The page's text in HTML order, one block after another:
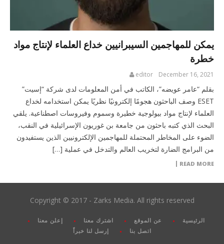
يمكن للمهاجمين السيبرانيين خداع العلماء لإنتاج مواد
خطرة
December 16, 2021
editor
بقلم “عامر عويضه”، الكاتب في أمن المعلومات لدى شركة “إسيت”
ESET وصف الباحثون هجومًا إلكترونيًا نظريًا يمكن استخدامه لخداع
العلماء لإنتاج مواد بيولوجية خطيرة وسموم وفيروسات اصطناعية. يلقي
البحث الذي كتبه باحثون من جامعة بن غوريون الإسرائيلية في النقب،
الضوء على المخاطر المحتملة للمهاجمين الإلكترونيين الذين يستفيدون
من البرامج الضارة لتخريب العالم والتدخل في عملية […]
READ MORE
Copyright © 2017 - Zarks Media. All rights reserved
الرئيسية عن الموقع اشترك معنا
إعلن معنا
اتصل بنا
إرسل لنا خبراً